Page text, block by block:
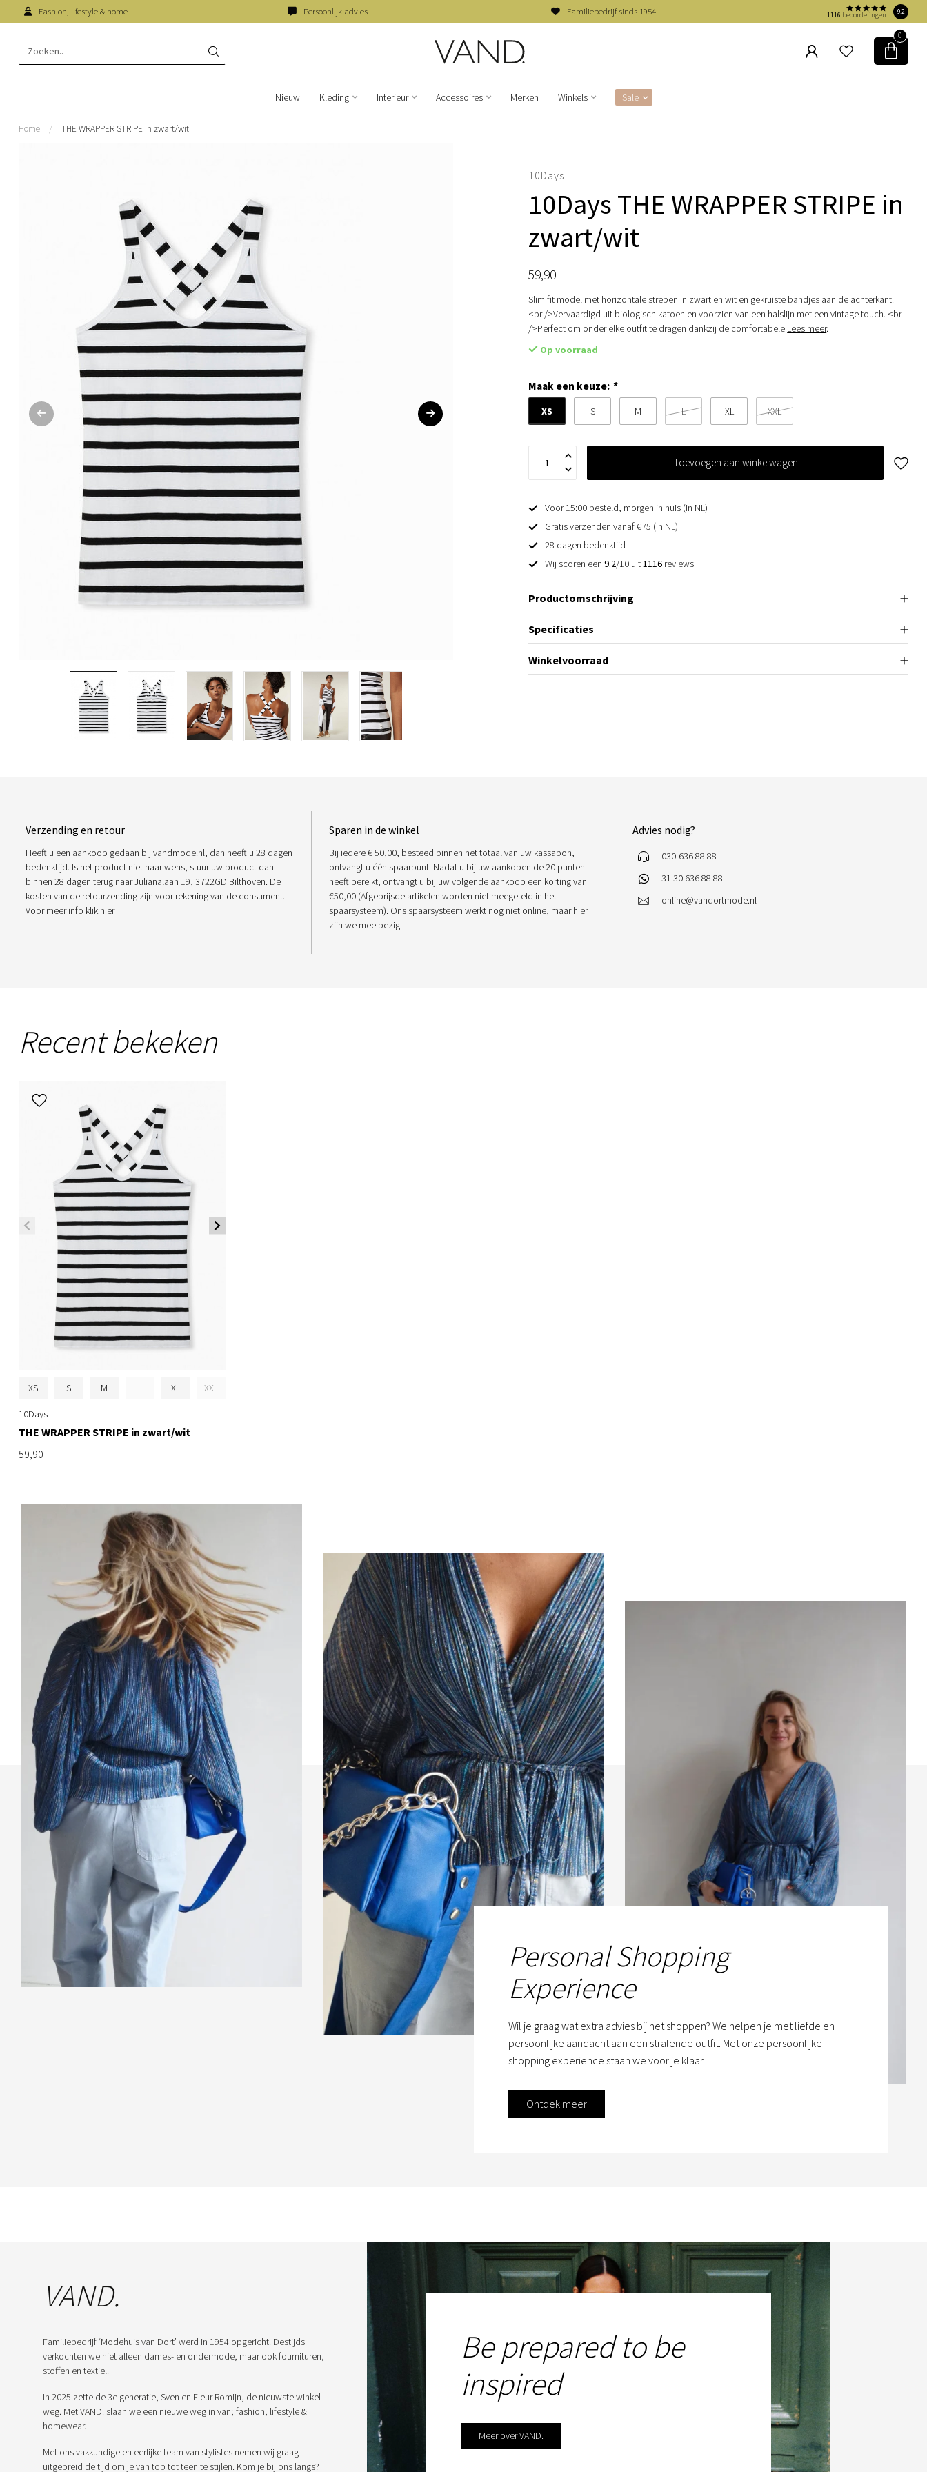
Fashion, lifestyle & home Persoonlijk advies Familiebedrijf sinds 1954 1116 beoordelingen 9.2
0
Nieuw Kleding Interieur Accessoires Merken Winkels Sale
Home / THE WRAPPER STRIPE in zwart/wit
10Days
10Days THE WRAPPER STRIPE in
zwart/wit
59,90
Slim fit model met horizontale strepen in zwart en wit en gekruiste bandjes aan de achterkant.
<br />Vervaardigd uit biologisch katoen en voorzien van een halslijn met een vintage touch. <br
/>Perfect om onder elke outfit te dragen dankzij de comfortabele Lees meer.
Op voorraad
Maak een keuze: *
XS S M L XL XXL
Toevoegen aan winkelwagen
Voor 15:00 besteld, morgen in huis (in NL)
Gratis verzenden vanaf €75 (in NL)
28 dagen bedenktijd
Wij scoren een9.2/10 uit1116 reviews
Productomschrijving
Specificaties
Winkelvoorraad
Verzending en retour
Heeft u een aankoop gedaan bij vandmode.nl, dan heeft u 28 dagen
bedenktijd. Is het product niet naar wens, stuur uw product dan
binnen 28 dagen terug naar Julianalaan 19, 3722GD Bilthoven. De
kosten van de retourzending zijn voor rekening van de consument.
Voor meer info klik hier
Sparen in de winkel
Bij iedere € 50,00, besteed binnen het totaal van uw kassabon,
ontvangt u één spaarpunt. Nadat u bij uw aankopen de 20 punten
heeft bereikt, ontvangt u bij uw volgende aankoop een korting van
€50,00 (Afgeprijsde artikelen worden niet meegeteld in het
spaarsysteem). Ons spaarsysteem werkt nog niet online, maar hier
zijn we mee bezig.
Advies nodig?
030-636 88 88
31 30 636 88 88
online@vandortmode.nl
Recent bekeken
XS S M L XL XXL
10Days
THE WRAPPER STRIPE in zwart/wit
59,90
Personal Shopping
Experience
Wil je graag wat extra advies bij het shoppen? We helpen je met liefde en
persoonlijke aandacht aan een stralende outfit. Met onze persoonlijke
shopping experience staan we voor je klaar.
Ontdek meer
VAND.
Familiebedrijf ‘Modehuis van Dort’ werd in 1954 opgericht. Destijds
verkochten we niet alleen dames- en ondermode, maar ook fournituren,
stoffen en textiel.
In 2025 zette de 3e generatie, Sven en Fleur Romijn, de nieuwste winkel
weg. Met VAND. slaan we een nieuwe weg in van; fashion, lifestyle &
homewear.
Met ons vakkundige en eerlijke team van stylistes nemen wij graag
uitgebreid de tijd om je van top tot teen te stijlen. Kom je bij ons langs?
Be prepared to be
inspired
Meer over VAND.